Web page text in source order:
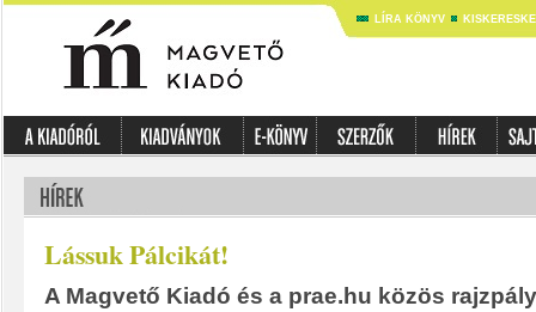
LÍRA KÖNYV
Lássuk Pálcikát!
A Magvető Kiadó és a prae.hu közös